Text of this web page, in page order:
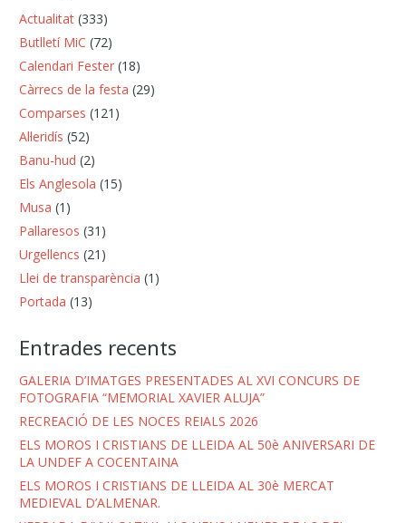
Actualitat (333)
Butlletí MiC (72)
Calendari Fester (18)
Càrrecs de la festa (29)
Comparses (121)
Al·leridís (52)
Banu-hud (2)
Els Anglesola (15)
Musa (1)
Pallaresos (31)
Urgellencs (21)
Llei de transparència (1)
Portada (13)
Entrades recents
GALERIA D’IMATGES PRESENTADES AL XVI CONCURS DE
FOTOGRAFIA “MEMORIAL XAVIER ALUJA”
RECREACIÓ DE LES NOCES REIALS 2026
ELS MOROS I CRISTIANS DE LLEIDA AL 50è ANIVERSARI DE
LA UNDEF A COCENTAINA
ELS MOROS I CRISTIANS DE LLEIDA AL 30è MERCAT
MEDIEVAL D’ALMENAR.